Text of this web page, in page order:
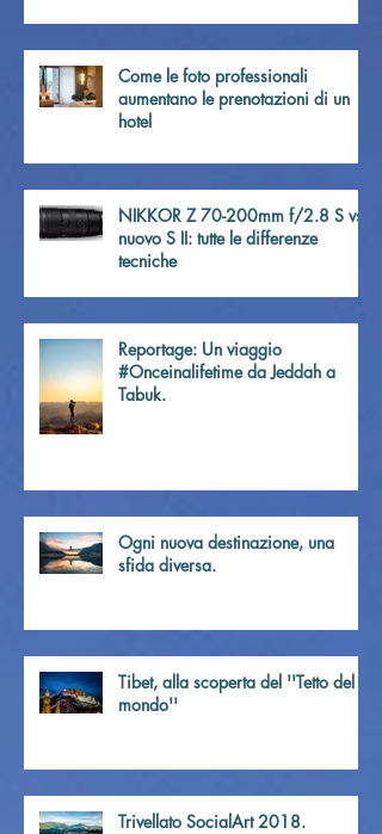
Come le foto professionali
aumentano le prenotazioni di un
hotel
NIKKOR Z 70-200mm f/2.8 S vs
nuovo S II: tutte le differenze
tecniche
Reportage: Un viaggio
#Onceinalifetime da Jeddah a
Tabuk.
Ogni nuova destinazione, una
sfida diversa.
Tibet, alla scoperta del ''Tetto del
mondo''
Trivellato SocialArt 2018.